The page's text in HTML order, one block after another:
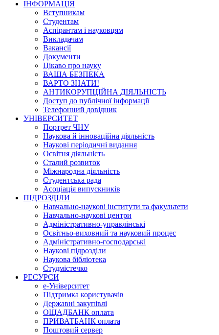
ІНФОРМАЦІЯ
Вступникам
Студентам
Аспірантам і науковцям
Викладачам
Вакансії
Документи
Цікаво про науку
ВАША БЕЗПЕКА
ВАРТО ЗНАТИ!
АНТИКОРУПЦІЙНА ДІЯЛЬНІСТЬ
Доступ до публічної інформації
Телефонний довідник
УНІВЕРСИТЕТ
Портрет ЧНУ
Наукова й інноваційна діяльність
Наукові періодичні видання
Освітня діяльність
Сталий розвиток
Міжнародна діяльність
Студентська рада
Асоціація випускників
ПІДРОЗДІЛИ
Навчально-наукові інститути та факультети
Навчально-наукові центри
Адміністративно-управлінські
Освітньо-виховний та науковий процес
Адміністративно-господарські
Наукові підрозділи
Наукова бібліотека
Студмістечко
РЕСУРСИ
е-Університет
Підтримка користувачів
Державні закупівлі
ОЩАДБАНК оплата
ПРИВАТБАНК оплата
Поштовий сервер